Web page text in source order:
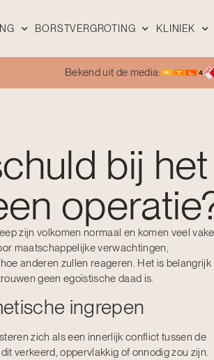
BORSTVERGROTING KLINIEK
Bekend uit de media:
bij het
zijn volkomen normaal en komen veel
maatschappelijke verwachtingen,
anderen zullen reageren. Het is belangrijk
geen egoïstische daad is.
ingrepen
zich als een innerlijk conflict tussen de
verkeerd, oppervlakkig of onnodig zou zijn.